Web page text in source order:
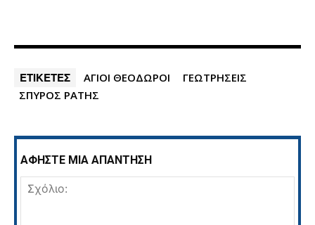
ΕΤΙΚΕΤΕΣ ΑΓΙΟΙ ΘΕΟΔΩΡΟΙ
ΓΕΩΤΡΗΣΕΙΣ
ΣΠΥΡΟΣ ΡΑΤΗΣ
ΑΦΗΣΤΕ ΜΙΑ ΑΠΑΝΤΗΣΗ